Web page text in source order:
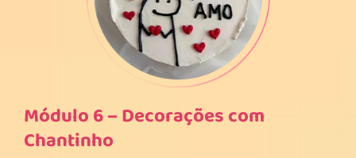
Módulo 6 – Decorações com
Chantinho